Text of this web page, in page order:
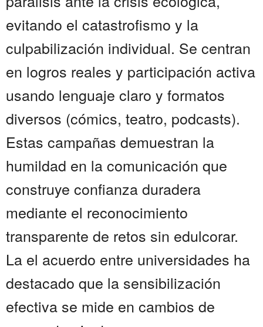
evitando el catastrofismo y la
culpabilización individual. Se centran
en logros reales y participación activa
usando lenguaje claro y formatos
diversos (cómics, teatro, podcasts).
Estas campañas demuestran la
humildad en la comunicación que
construye confianza duradera
mediante el reconocimiento
transparente de retos sin edulcorar.
La el acuerdo entre universidades ha
destacado que la sensibilización
efectiva se mide en cambios de